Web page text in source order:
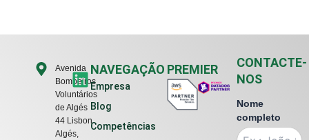
Avenida
Bombeiros
Voluntários
de Algés
44 Lisbon ,
Algés,
L
i
n
k
NAVEGAÇÃO
Empresa
Blog
Competências
PREMIER
CONTACTE-
NOS
Nome
completo